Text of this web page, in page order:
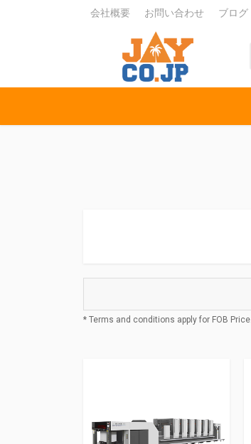
会社概要 お問い合わせ ブログ
* Terms and conditions apply for FOB Price.